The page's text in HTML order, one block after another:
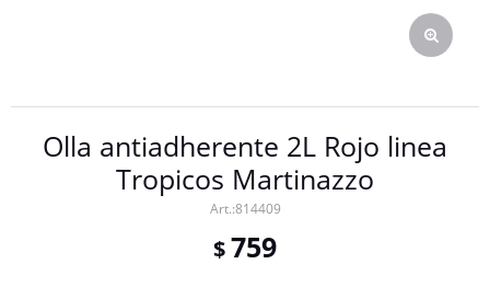
Olla antiadherente 2L Rojo linea
Tropicos Martinazzo
814409
$759